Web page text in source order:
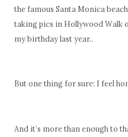
the famous Santa Monica
taking pics in Hollywood Walk
my birthday last year..
But one thing for sure: I feel
And it’s more than enough to